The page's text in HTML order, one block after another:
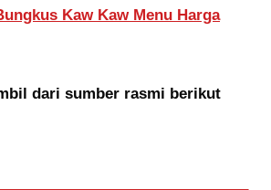
Kaw Kaw Menu Harga
dari sumber rasmi berikut